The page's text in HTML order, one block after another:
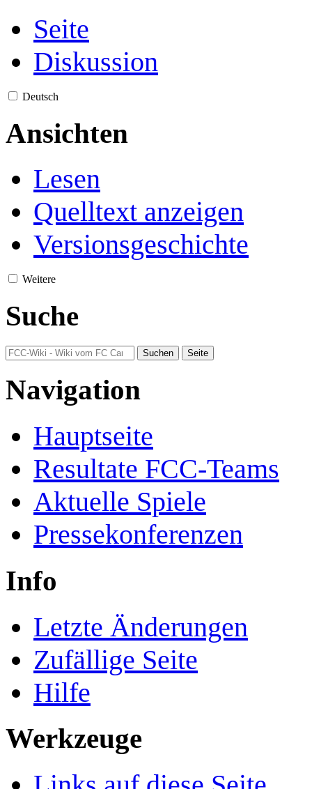
Seite
Diskussion
Deutsch
Ansichten
Lesen
Quelltext anzeigen
Versionsgeschichte
Weitere
Suche
Navigation
Hauptseite
Resultate FCC-Teams
Aktuelle Spiele
Pressekonferenzen
Info
Letzte Änderungen
Zufällige Seite
Hilfe
Werkzeuge